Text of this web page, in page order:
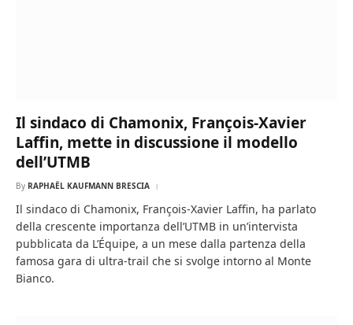
Il sindaco di Chamonix, François-Xavier
Laffin, mette in discussione il modello
dell’UTMB
By RAPHAËL KAUFMANN BRESCIA
Il sindaco di Chamonix, François-Xavier Laffin, ha parlato
della crescente importanza dell’UTMB in un’intervista
pubblicata da L’Équipe, a un mese dalla partenza della
famosa gara di ultra-trail che si svolge intorno al Monte
Bianco.